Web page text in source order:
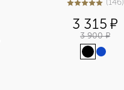
4.9из5146 (146)
3 315 ¤
3 900 ¤